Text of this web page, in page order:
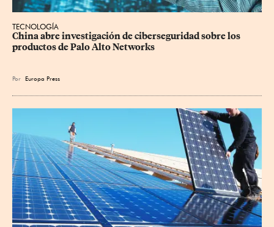
TECNOLOGÍA
China abre investigación de ciberseguridad sobre los
productos de Palo Alto Networks
Por Europa Press